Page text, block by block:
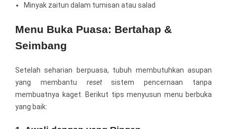
Minyak zaitun dalam tumisan atau salad
Menu Buka Puasa: Bertahap &
Seimbang
Setelah seharian berpuasa, tubuh membutuhkan asupan
yang membantu resetsistem pencernaan tanpa
membuatnya kaget. Berikut tips menyusun menu berbuka
yang baik: